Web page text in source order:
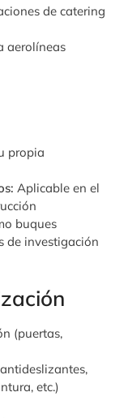
de catering
aerolíneas
propia
Aplicable en el
buques
de investigación
(puertas,
etc.)